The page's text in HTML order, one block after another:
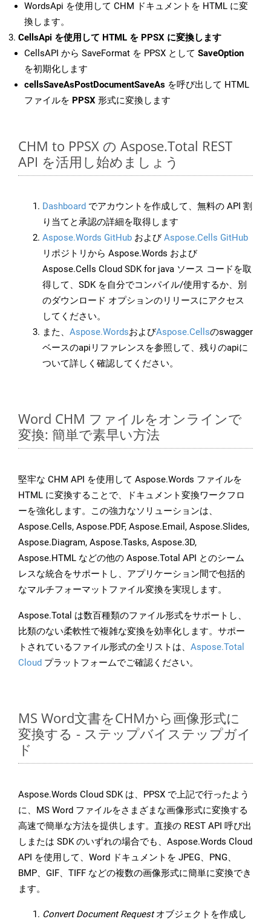
WordsApi を使用して CHM ドキュメントを HTML に変
換します。
CellsApi を使用して HTML を PPSX に変換します
CellsAPI から SaveFormat を PPSX として SaveOption
を初期化します
cellsSaveAsPostDocumentSaveAs を呼び出して HTML
ファイルを PPSX 形式に変換します
CHM to PPSX の Aspose.Total REST
API を活用し始めましょう
Dashboard でアカウントを作成して、無料の API 割
り当てと承認の詳細を取得します
Aspose.Words GitHub およびAspose.Cells GitHub
リポジトリから Aspose.Words および
Aspose.Cells Cloud SDK for java ソース コードを取
得して、SDK を自分でコンパイル/使用するか、別
のダウンロード オプションのリリースにアクセス
してください。
また、 Aspose.WordsおよびAspose.Cellsのswagger
ベースのapiリファレンスを参照して、残りのapiに
ついて詳しく確認してください。
Word CHM ファイルをオンラインで
変換: 簡単で素早い方法
堅牢な CHM API を使用して Aspose.Words ファイルを
HTML に変換することで、ドキュメント変換ワークフロ
ーを強化します。この強力なソリューションは、
Aspose.Cells, Aspose.PDF, Aspose.Email, Aspose.Slides,
Aspose.Diagram, Aspose.Tasks, Aspose.3D,
Aspose.HTML などの他の Aspose.Total API とのシーム
レスな統合をサポートし、アプリケーション間で包括的
なマルチフォーマットファイル変換を実現します。
Aspose.Total は数百種類のファイル形式をサポートし、
比類のない柔軟性で複雑な変換を効率化します。サポー
トされているファイル形式の全リストは、 Aspose.Total
Cloud プラットフォームでご確認ください。
MS Word文書をCHMから画像形式に
変換する - ステップバイステップガイ
ド
Aspose.Words Cloud SDK は、PPSX で上記で行ったよう
に、MS Word ファイルをさまざまな画像形式に変換する
高速で簡単な方法を提供します。直接の REST API 呼び出
しまたは SDK のいずれの場合でも、Aspose.Words Cloud
API を使用して、Word ドキュメントを JPEG、PNG、
BMP、GIF、TIFF などの複数の画像形式に簡単に変換でき
ます。
Convert Document Requestオブジェクトを作成し